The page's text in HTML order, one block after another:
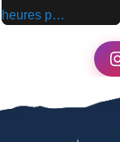
▶